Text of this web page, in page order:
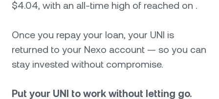
$4.04, with an all-time high of reached on .
Once you repay your loan, your UNI is
returned to your Nexo account — so you can
stay invested without compromise.
Put your UNI to work without letting go.